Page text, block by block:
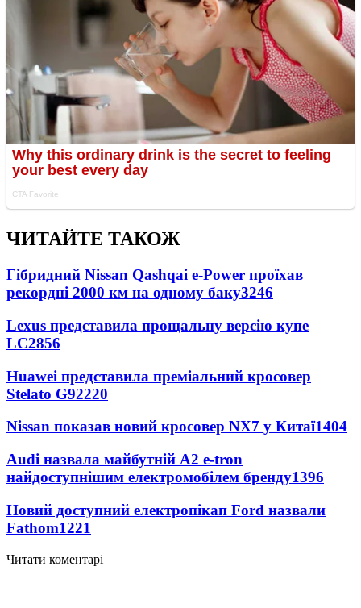
ЧИТАЙТЕ ТАКОЖ
Гібридний Nissan Qashqai e-Power проїхав
рекордні 2000 км на одному баку3246
Lexus представила прощальну версію купе
LC2856
Huawei представила преміальний кросовер
Stelato G92220
Nissan показав новий кросовер NX7 у Китаї1404
Audi назвала майбутній A2 e-tron
найдоступнішим електромобілем бренду1396
Новий доступний електропікап Ford назвали
Fathom1221
Читати коментарі